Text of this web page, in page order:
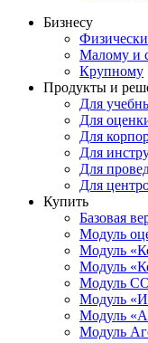
Бизнесу
Малому и
Крупному
Продукты и
Для
Для
Для
Для
Для
Для
Купить
Базовая
Модуль
Модуль
Модуль
Модуль
Модуль
Модуль
Модуль